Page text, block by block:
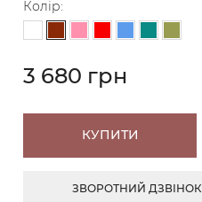
Колір:
3 680 грн
КУПИТИ
ЗВОРОТНИЙ ДЗВІНОК